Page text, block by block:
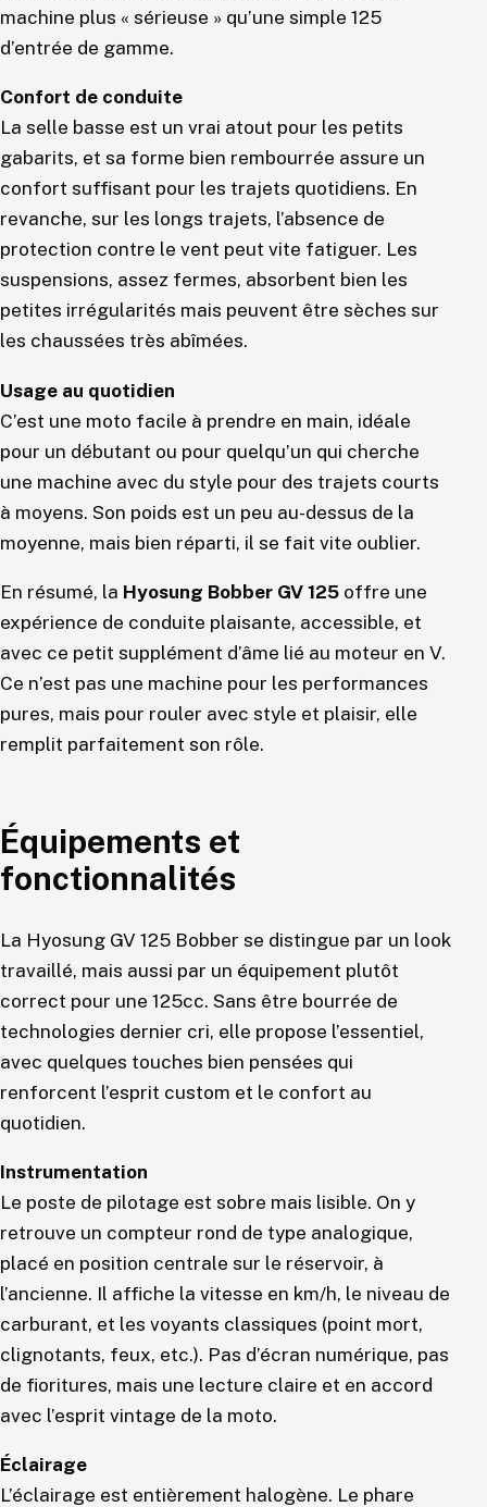
machine plus « sérieuse » qu’une simple 125
d’entrée de gamme.
Confort de conduite
La selle basse est un vrai atout pour les petits
gabarits, et sa forme bien rembourrée assure un
confort suffisant pour les trajets quotidiens. En
revanche, sur les longs trajets, l’absence de
protection contre le vent peut vite fatiguer. Les
suspensions, assez fermes, absorbent bien les
petites irrégularités mais peuvent être sèches sur
les chaussées très abîmées.
Usage au quotidien
C’est une moto facile à prendre en main, idéale
pour un débutant ou pour quelqu’un qui cherche
une machine avec du style pour des trajets courts
à moyens. Son poids est un peu au-dessus de la
moyenne, mais bien réparti, il se fait vite oublier.
En résumé, la Hyosung Bobber GV 125 offre une
expérience de conduite plaisante, accessible, et
avec ce petit supplément d’âme lié au moteur en V.
Ce n’est pas une machine pour les performances
pures, mais pour rouler avec style et plaisir, elle
remplit parfaitement son rôle.
Équipements et
fonctionnalités
La Hyosung GV 125 Bobber se distingue par un look
travaillé, mais aussi par un équipement plutôt
correct pour une 125cc. Sans être bourrée de
technologies dernier cri, elle propose l’essentiel,
avec quelques touches bien pensées qui
renforcent l’esprit custom et le confort au
quotidien.
Instrumentation
Le poste de pilotage est sobre mais lisible. On y
retrouve un compteur rond de type analogique,
placé en position centrale sur le réservoir, à
l’ancienne. Il affiche la vitesse en km/h, le niveau de
carburant, et les voyants classiques (point mort,
clignotants, feux, etc.). Pas d’écran numérique, pas
de fioritures, mais une lecture claire et en accord
avec l’esprit vintage de la moto.
Éclairage
L’éclairage est entièrement halogène. Le phare